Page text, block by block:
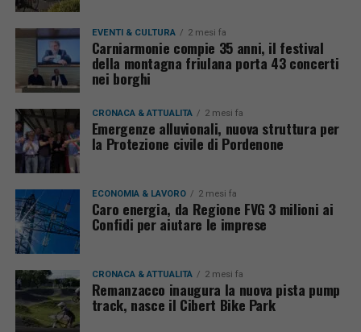
EVENTI & CULTURA 2 mesi fa
Carniarmonie compie 35 anni, il festival
della montagna friulana porta 43 concerti
nei borghi
CRONACA & ATTUALITÀ 2 mesi fa
Emergenze alluvionali, nuova struttura per
la Protezione civile di Pordenone
ECONOMIA & LAVORO 2 mesi fa
Caro energia, da Regione FVG 3 milioni ai
Confidi per aiutare le imprese
CRONACA & ATTUALITÀ 2 mesi fa
Remanzacco inaugura la nuova pista pump
track, nasce il Cibert Bike Park